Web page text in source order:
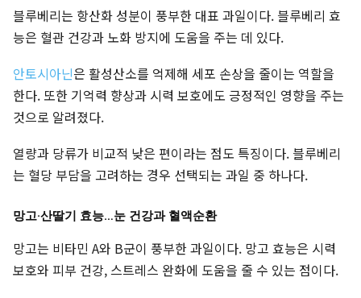
블루베리는 항산화 성분이 풍부한 대표 과일이다. 블루베리 효
능은 혈관 건강과 노화 방지에 도움을 주는 데 있다.
안토시아닌은 활성산소를 억제해 세포 손상을 줄이는 역할을
한다. 또한 기억력 향상과 시력 보호에도 긍정적인 영향을 주는
것으로 알려졌다.
열량과 당류가 비교적 낮은 편이라는 점도 특징이다. 블루베리
는 혈당 부담을 고려하는 경우 선택되는 과일 중 하나다.
망고·산딸기 효능…눈 건강과 혈액순환
망고는 비타민 A와 B군이 풍부한 과일이다. 망고 효능은 시력
보호와 피부 건강, 스트레스 완화에 도움을 줄 수 있는 점이다.